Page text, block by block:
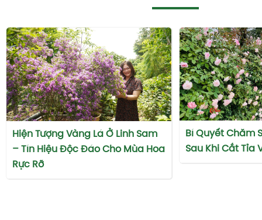
Hiện Tượng Vàng Lá Ở Linh Sam
– Tín Hiệu Độc Đáo Cho Mùa Hoa
Rực Rỡ
Bí Quyết Chăm
Sau Khi Cắt Tỉa